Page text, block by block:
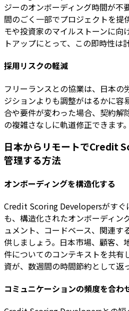
ジーのオンボーディング時間が不
間のごく一部でプロジェクトを提
モや投資家のマイルストーンに向
トアップにとって、この即時性は
採用リスクの軽減
フリーランスとの協業は、日本の
ジションよりも調整がはるかに容
合や要件が変わった場合、契約解
の複雑さなしに軌道修正できます。
日本からリモートでCredit
管理する方法
オンボーディングを構造化する
Credit Scoring Developersがすぐ
も、構造化されたオンボーディン
ュメント、コードベース、関連す
供しましょう。日本市場、顧客、
件についてのコンテキストを共有
資が、数週間の時間節約として返
コミュニケーションの頻度を合わ